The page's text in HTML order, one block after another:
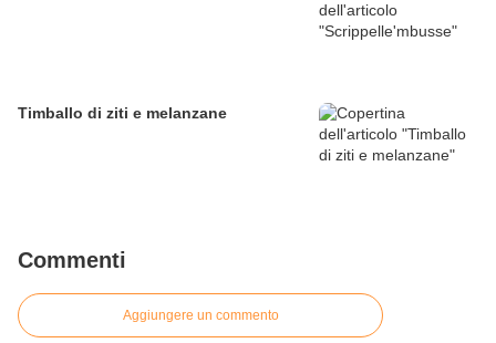
Timballo di ziti e melanzane
Commenti
Aggiungere un commento